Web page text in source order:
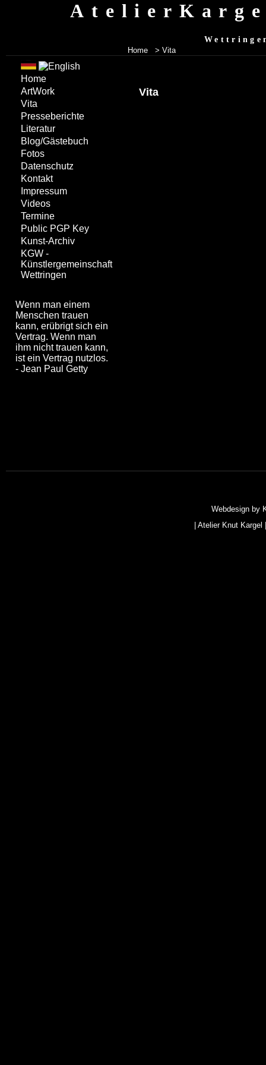
Home > Vita
Vita
Home
ArtWork
Vita
Presseberichte
Literatur
Blog/Gästebuch
Fotos
Datenschutz
Kontakt
Impressum
Videos
Termine
Public PGP Key
Kunst-Archiv
KGW -
Künstlergemeinschaft
Wettringen
Wenn man einem
Menschen trauen
kann, erübrigt sich ein
Vertrag. Wenn man
ihm nicht trauen kann,
ist ein Vertrag nutzlos.
- Jean Paul Getty
Webdesign by
|Atelier Knut Kargel